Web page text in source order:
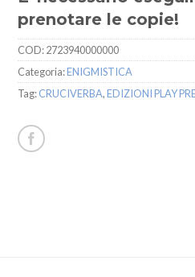
prenotare le copie!
COD:2723940000000
Categoria:ENIGMISTICA
Tag:CRUCIVERBA,EDIZIONI PLAY